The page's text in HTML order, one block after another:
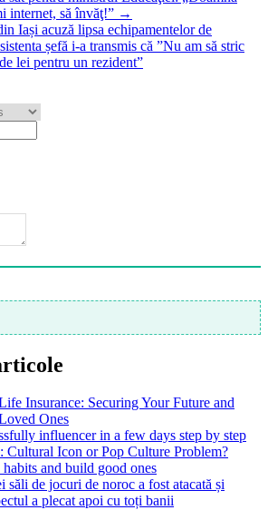
internet, să învăţ!” →
Iași acuză lipsa echipamentelor de
șefă i-a transmis că ”Nu am să stric
lei pentru un rezident”
Insurance: Securing Your Future and
Ones
influencer in a few days step by step
Cultural Icon or Pop Culture Problem?
and build good ones
săli de jocuri de noroc a fost atacată și
a plecat apoi cu toți banii